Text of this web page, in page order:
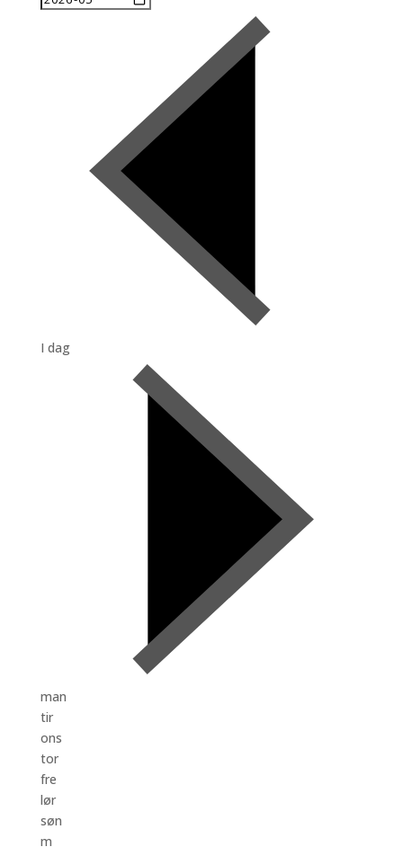
I dag
man
tir
ons
tor
fre
lør
søn
m